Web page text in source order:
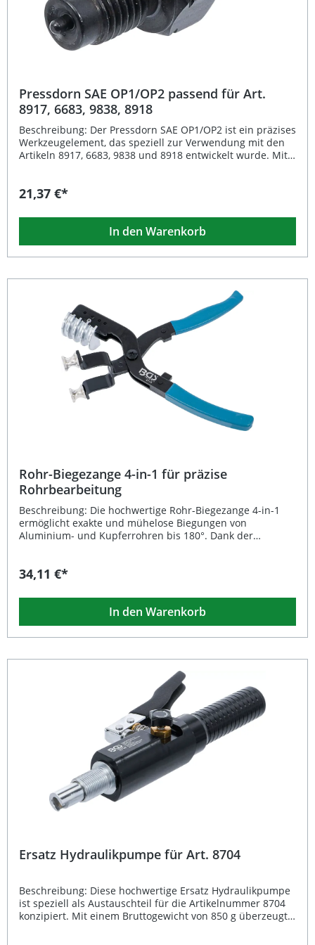
Pressdorn SAE OP1/OP2 passend für Art.
8917, 6683, 9838, 8918
Beschreibung: Der Pressdorn SAE OP1/OP2 ist ein präzises
Werkzeugelement, das speziell zur Verwendung mit den
Artikeln 8917, 6683, 9838 und 8918 entwickelt wurde. Mit
verschiedenste Montage- und Reparaturarbeiten in der
und trägt zu einem sicheren und effizienten Arbeitsablauf
professionellen Einsatz Passend für Art. 8917, 6683, 9838
und 8918 Leichtes Handhabungsgewicht von 42 g
exakte und sichere Montagearbeiten Lieferumfang: 1 ×
21,37 €*
In den Warenkorb
Rohr-Biegezange 4-in-1 für präzise
Rohrbearbeitung
Beschreibung: Die hochwertige Rohr-Biegezange 4-in-1
ermöglicht exakte und mühelose Biegungen von
Aluminium- und Kupferrohren bis 180°. Dank der
Die verschiedenen Biegehalbrollen erlauben das
Gerät besonders vielseitig einsetzbar – ideal für Werkstatt,
Industrie und Heimgebrauch. Exaktes Biegen von Rohren
bis 180° ohne Materialschäden 4 Biegehalbrollen für
unterschiedliche Rohrgrößen Stabiles Stahlgrundgestell
gefertigt Geeignet für Kupfer- und Aluminiumrohre
Biegehalbrolle Ø 28 mm für 8,0 mm Rohre (5/16") 1
Biegehalbrolle Ø 25 mm für 9,5 mm Rohre (3/8") Rohr-
Biegezange aus Stahl mit tauchbeschichtetem Griff
34,11 €*
In den Warenkorb
Ersatz Hydraulikpumpe für Art. 8704
Beschreibung: Diese hochwertige Ersatz Hydraulikpumpe
ist speziell als Austauschteil für die Artikelnummer 8704
konzipiert. Mit einem Bruttogewicht von 850 g überzeugt